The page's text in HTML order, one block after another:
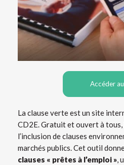
Accéder
La clause verte est un site
CD2E. Gratuit et ouvert à tous,
l’inclusion de clauses
marchés publics.Cet outil
clauses « prêtes à l’emploi »,